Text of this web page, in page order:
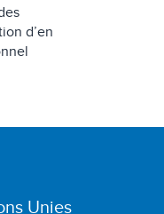
d’en
Unies